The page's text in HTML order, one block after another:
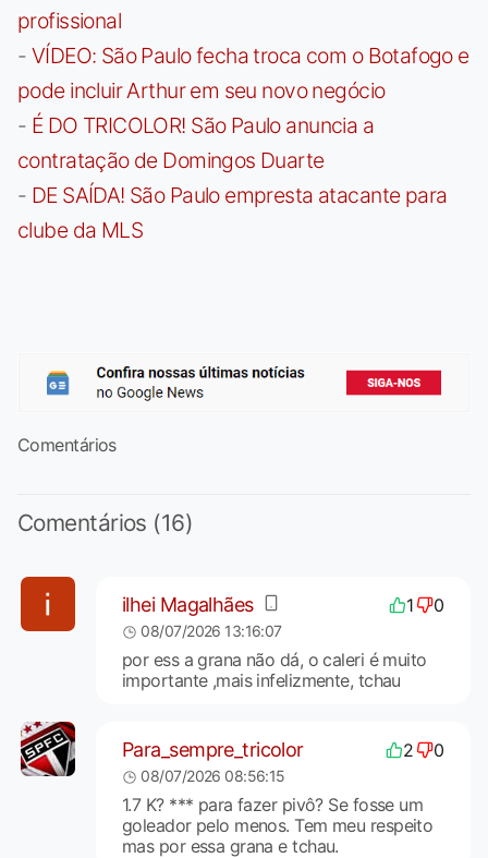
profissional
- VÍDEO: São Paulo fecha troca com o Botafogo e
pode incluir Arthur em seu novo negócio
- É DO TRICOLOR! São Paulo anuncia a
contratação de Domingos Duarte
- DE SAÍDA! São Paulo empresta atacante para
clube da MLS
Comentários
Comentários (16)
ilhei Magalhães 1 0
08/07/2026 13:16:07
por ess a grana não dá, o caleri é muito
importante ,mais infelizmente, tchau
Para_sempre_tricolor 2 0
08/07/2026 08:56:15
1.7 K? *** para fazer pivô? Se fosse um
goleador pelo menos. Tem meu respeito
mas por essa grana e tchau.